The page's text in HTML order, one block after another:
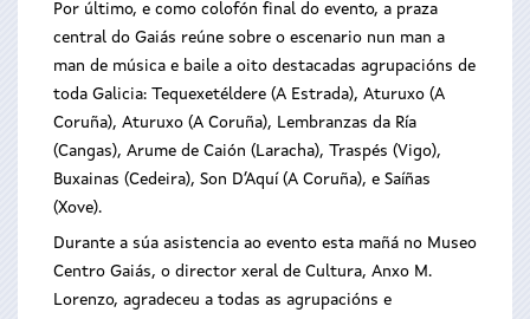
Por último, e como colofón final do evento, a praza
central do Gaiás reúne sobre o escenario nun man a
man de música e baile a oito destacadas agrupacións de
toda Galicia: Tequexetéldere (A Estrada), Aturuxo (A
Coruña), Aturuxo (A Coruña), Lembranzas da Ría
(Cangas), Arume de Caión (Laracha), Traspés (Vigo),
Buxainas (Cedeira), Son D’Aquí (A Coruña), e Saíñas
(Xove).
Durante a súa asistencia ao evento esta mañá no Museo
Centro Gaiás, o director xeral de Cultura, Anxo M.
Lorenzo, agradeceu a todas as agrupacións e